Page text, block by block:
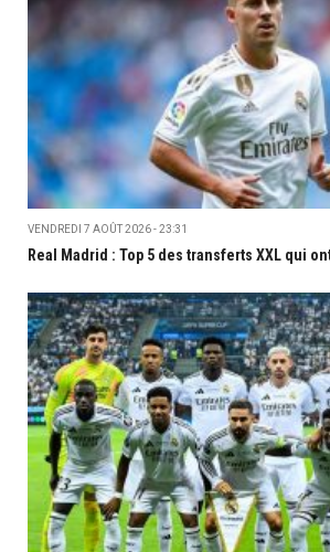
VENDREDI 7 AOÛT 2026 - 23:31
Real Madrid : Top 5 des transferts XXL qui